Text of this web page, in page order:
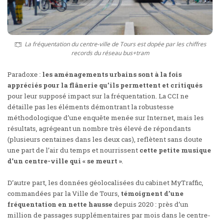
La fréquentation du centre-ville de Tours est dopée par les chiffres
records du réseau bus+tram
Paradoxe : les aménagements urbains sont à la fois
appréciés pour la flânerie qu’ils permettent et critiqués
pour leur supposé impact sur la fréquentation. La CCI ne
détaille pas les éléments démontrant la robustesse
méthodologique d’une enquête menée sur Internet, mais les
résultats, agrégeant un nombre très élevé de répondants
(plusieurs centaines dans les deux cas), reflètent sans doute
une part de l’air du temps et nourrissent cette petite musique
d’un centre-ville qui « se meurt ».
D’autre part, les données géolocalisées du cabinet MyTraffic,
commandées par la Ville de Tours, témoignent d’une
fréquentation en nette hausse depuis 2020 : près d’un
million de passages supplémentaires par mois dans le centre-